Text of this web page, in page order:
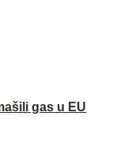
gas u EU